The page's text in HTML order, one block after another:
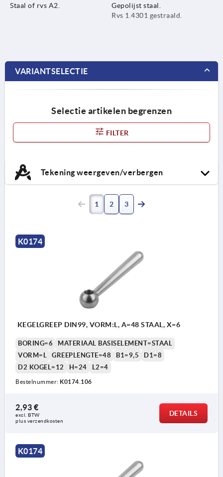
Staal of rvs A2.
Gepolijst staal.
Rvs 1.4301 gestraald.
VARIANTSELECTIE
Selectie artikelen begrenzen
FILTER
Tekening weergeven/verbergen
Vorm N: met binnendraad
1 2 3
K0174
KEGELGREEP DIN99, VORM:L, A=48 STAAL, X=6
BORING=6
MATERIAAL BASISELEMENT=STAAL
VORM=L
GREEPLENGTE=48 B1=9,5
D1=8
D2 KOGEL=12
H=24 L2=4
Bestelnummer: K0174.106
2,93 €
excl. BTW
plus verzendkosten
DETAILS
K0174